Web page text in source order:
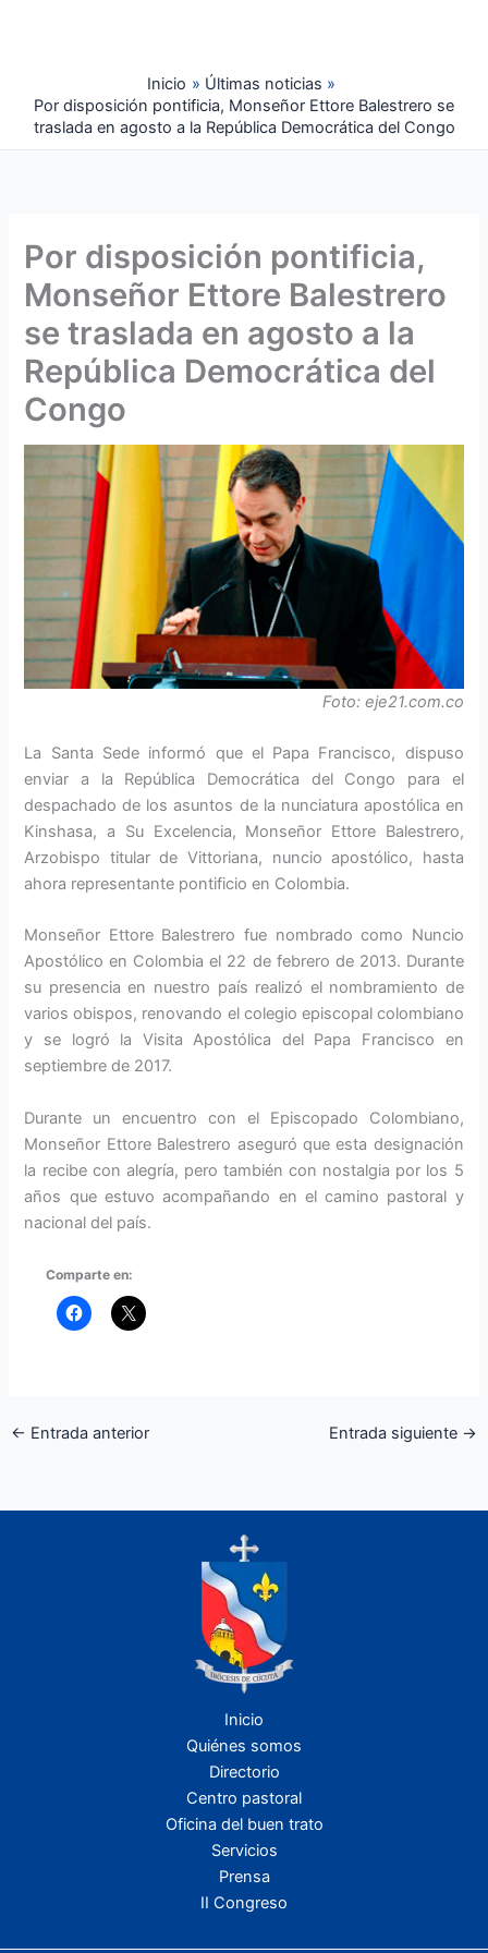
Inicio
Últimas noticias
Por disposición pontificia, Monseñor Ettore Balestrero se
traslada en agosto a la República Democrática del Congo
Por disposición pontificia,
Monseñor Ettore Balestrero
se traslada en agosto a la
República Democrática del
Congo
Foto: eje21.com.co
La Santa Sede informó que el Papa Francisco, dispuso
enviar a la República Democrática del Congo para el
despachado de los asuntos de la nunciatura apostólica en
Kinshasa, a Su Excelencia, Monseñor Ettore Balestrero,
Arzobispo titular de Vittoriana, nuncio apostólico, hasta
ahora representante pontificio en Colombia.
Monseñor Ettore Balestrero fue nombrado como Nuncio
Apostólico en Colombia el 22 de febrero de 2013. Durante
su presencia en nuestro país realizó el nombramiento de
varios obispos, renovando el colegio episcopal colombiano
y se logró la Visita Apostólica del Papa Francisco en
septiembre de 2017.
Durante un encuentro con el Episcopado Colombiano,
Monseñor Ettore Balestrero aseguró que esta designación
la recibe con alegría, pero también con nostalgia por los 5
años que estuvo acompañando en el camino pastoral y
nacional del país.
Comparte en:
← Entrada anterior Entrada siguiente →
Inicio
Quiénes somos
Directorio
Centro pastoral
Oficina del buen trato
Servicios
Prensa
II Congreso